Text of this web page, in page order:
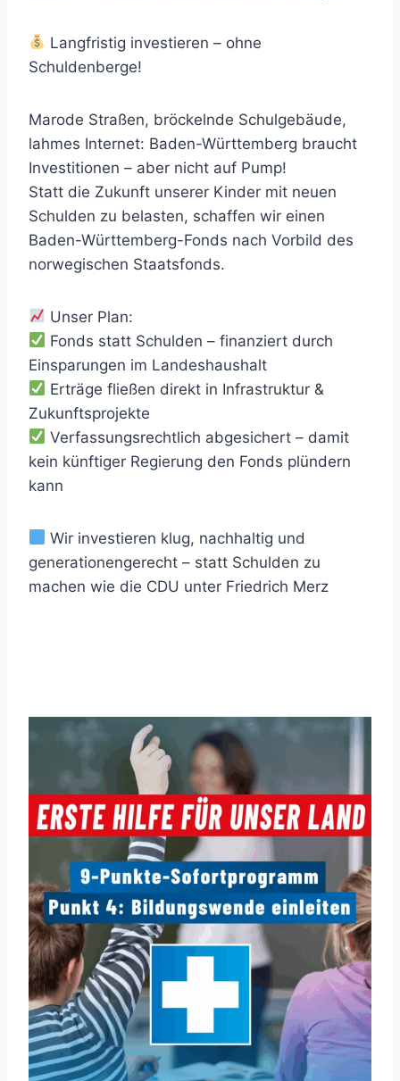
Langfristig investieren – ohne
Schuldenberge!
Marode Straßen, bröckelnde Schulgebäude,
lahmes Internet: Baden-Württemberg braucht
Investitionen – aber nicht auf Pump!
Statt die Zukunft unserer Kinder mit neuen
Schulden zu belasten, schaffen wir einen
Baden-Württemberg-Fonds nach Vorbild des
norwegischen Staatsfonds.
Unser Plan:
Fonds statt Schulden – finanziert durch
Einsparungen im Landeshaushalt
Erträge fließen direkt in Infrastruktur &
Zukunftsprojekte
Verfassungsrechtlich abgesichert – damit
kein künftiger Regierung den Fonds plündern
kann
Wir investieren klug, nachhaltig und
generationengerecht – statt Schulden zu
machen wie die CDU unter Friedrich Merz